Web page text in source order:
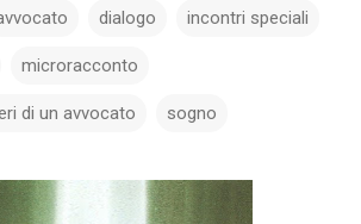
dialogo incontri speciali
microracconto
di un avvocato sogno